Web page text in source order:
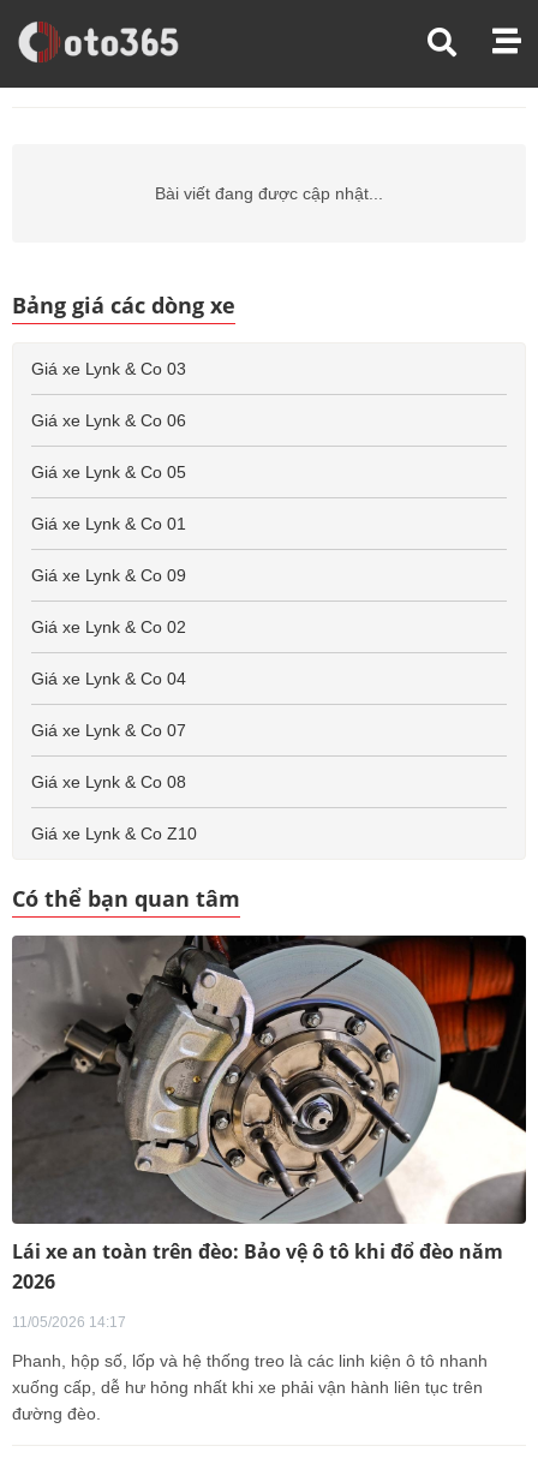
Trang Chủ Giá Xe Ô Tô
Giá Xe Ô Tô Lynk & Co
Bài viết đang được cập nhật...
Bảng giá các dòng xe
Giá xe Lynk & Co 03
Giá xe Lynk & Co 06
Giá xe Lynk & Co 05
Giá xe Lynk & Co 01
Giá xe Lynk & Co 09
Giá xe Lynk & Co 02
Giá xe Lynk & Co 04
Giá xe Lynk & Co 07
Giá xe Lynk & Co 08
Giá xe Lynk & Co Z10
Có thể bạn quan tâm
Lái xe an toàn trên đèo: Bảo vệ ô tô khi đổ đèo năm
2026
11/05/2026 14:17
Phanh, hộp số, lốp và hệ thống treo là các linh kiện ô tô nhanh
xuống cấp, dễ hư hỏng nhất khi xe phải vận hành liên tục trên
đường đèo.